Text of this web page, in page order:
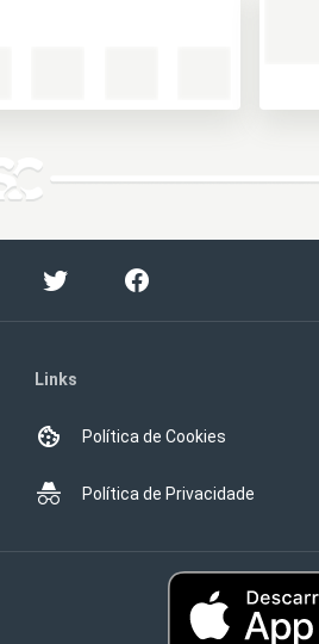
Links
Política de Cookies
Política de Privacidade